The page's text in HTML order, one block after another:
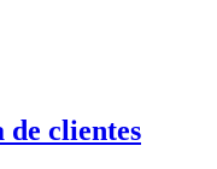
clientes